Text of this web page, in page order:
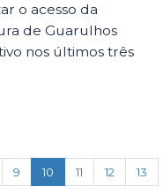
o acesso da
de Guarulhos
nos últimos três
9 10 (current)
11 12
13